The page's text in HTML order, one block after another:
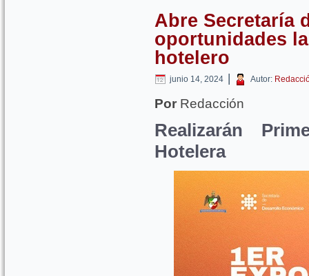
Abre Secretaría
oportunidades
hotelero
junio 14, 2024 | Autor:
Por Redacción
Realizarán
Hotelera